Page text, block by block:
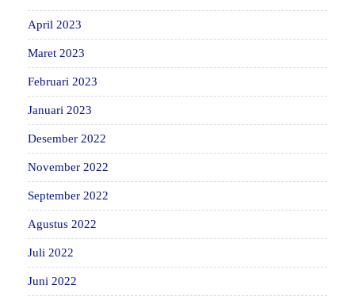
April 2023
Maret 2023
Februari 2023
Januari 2023
Desember 2022
November 2022
September 2022
Agustus 2022
Juli 2022
Juni 2022